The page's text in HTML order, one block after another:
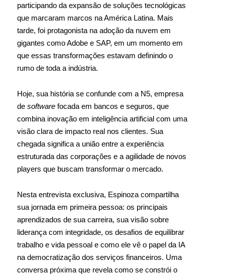
participando da expansão de soluções tecnológicas
que marcaram marcos na América Latina. Mais
tarde, foi protagonista na adoção da nuvem em
gigantes como Adobe e SAP, em um momento em
que essas transformações estavam definindo o
rumo de toda a indústria.
Hoje, sua história se confunde com a N5, empresa
de software focada em bancos e seguros, que
combina inovação em inteligência artificial com uma
visão clara de impacto real nos clientes. Sua
chegada significa a união entre a experiência
estruturada das corporações e a agilidade de novos
players que buscam transformar o mercado.
Nesta entrevista exclusiva, Espinoza compartilha
sua jornada em primeira pessoa: os principais
aprendizados de sua carreira, sua visão sobre
liderança com integridade, os desafios de equilibrar
trabalho e vida pessoal e como ele vê o papel da IA
na democratização dos serviços financeiros. Uma
conversa próxima que revela como se constrói o